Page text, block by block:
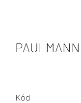
Kód